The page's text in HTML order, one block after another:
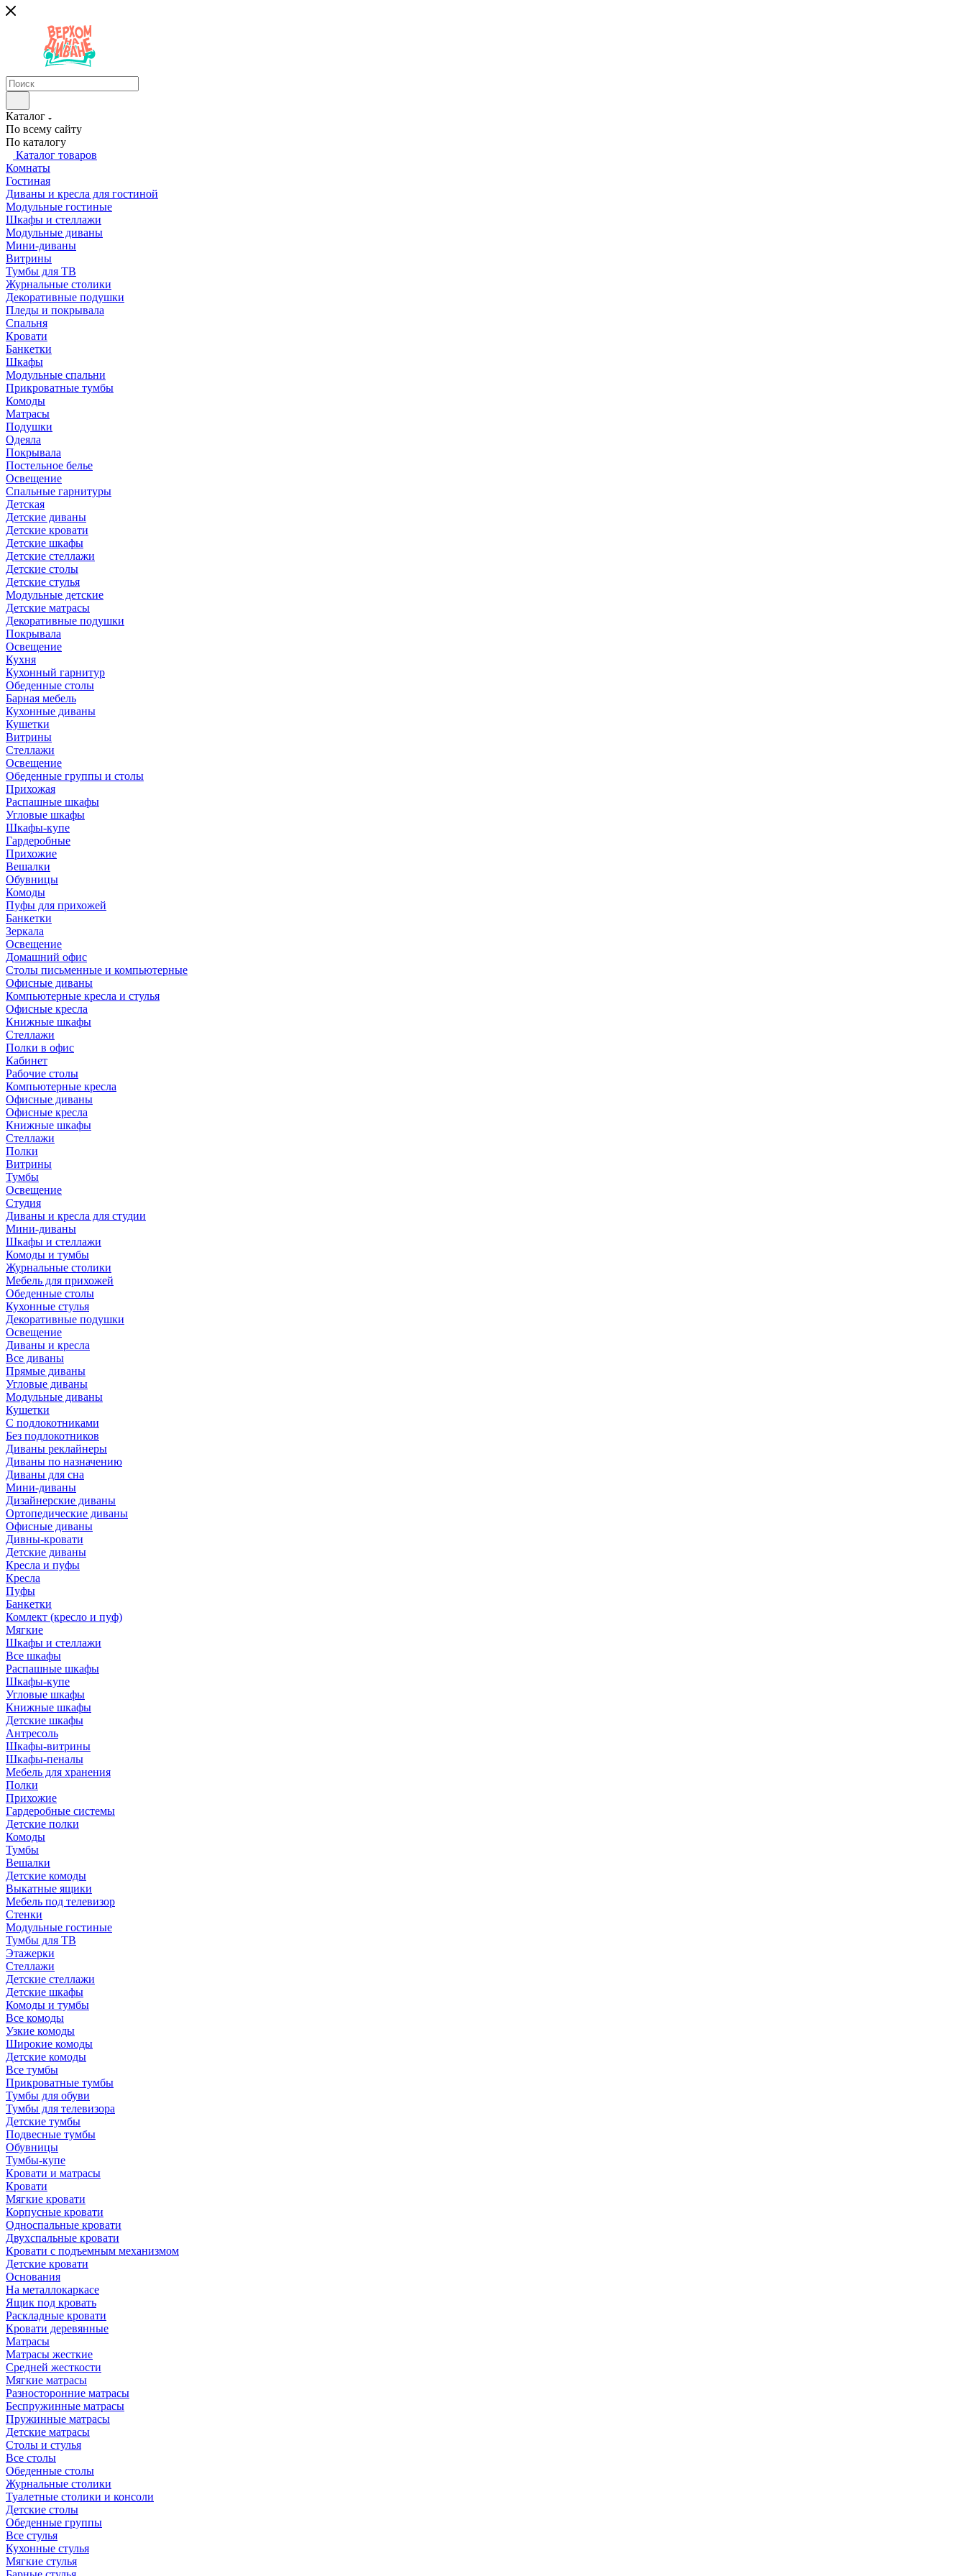
Каталог
По всему сайту
По каталогу
Каталог товаров
Комнаты
Гостиная
Диваны и кресла для гостиной
Модульные гостиные
Шкафы и стеллажи
Модульные диваны
Мини-диваны
Витрины
Тумбы для ТВ
Журнальные столики
Декоративные подушки
Пледы и покрывала
Спальня
Кровати
Банкетки
Шкафы
Модульные спальни
Прикроватные тумбы
Комоды
Матрасы
Подушки
Одеяла
Покрывала
Постельное белье
Освещение
Спальные гарнитуры
Детская
Детские диваны
Детские кровати
Детские шкафы
Детские стеллажи
Детские столы
Детские стулья
Модульные детские
Детские матрасы
Декоративные подушки
Покрывала
Освещение
Кухня
Кухонный гарнитур
Обеденные столы
Барная мебель
Кухонные диваны
Кушетки
Витрины
Стеллажи
Освещение
Обеденные группы и столы
Прихожая
Распашные шкафы
Угловые шкафы
Шкафы-купе
Гардеробные
Прихожие
Вешалки
Обувницы
Комоды
Пуфы для прихожей
Банкетки
Зеркала
Освещение
Домашний офис
Столы письменные и компьютерные
Офисные диваны
Компьютерные кресла и стулья
Офисные кресла
Книжные шкафы
Стеллажи
Полки в офис
Кабинет
Рабочие столы
Компьютерные кресла
Офисные диваны
Офисные кресла
Книжные шкафы
Стеллажи
Полки
Витрины
Тумбы
Освещение
Студия
Диваны и кресла для студии
Мини-диваны
Шкафы и стеллажи
Комоды и тумбы
Журнальные столики
Мебель для прихожей
Обеденные столы
Кухонные стулья
Декоративные подушки
Освещение
Диваны и кресла
Все диваны
Прямые диваны
Угловые диваны
Модульные диваны
Кушетки
С подлокотниками
Без подлокотников
Диваны реклайнеры
Диваны по назначению
Диваны для сна
Мини-диваны
Дизайнерские диваны
Ортопедические диваны
Офисные диваны
Дивны-кровати
Детские диваны
Кресла и пуфы
Кресла
Пуфы
Банкетки
Комлект (кресло и пуф)
Мягкие
Шкафы и стеллажи
Все шкафы
Распашные шкафы
Шкафы-купе
Угловые шкафы
Книжные шкафы
Детские шкафы
Антресоль
Шкафы-витрины
Шкафы-пеналы
Мебель для хранения
Полки
Прихожие
Гардеробные системы
Детские полки
Комоды
Тумбы
Вешалки
Детские комоды
Выкатные ящики
Мебель под телевизор
Стенки
Модульные гостиные
Тумбы для ТВ
Этажерки
Стеллажи
Детские стеллажи
Детские шкафы
Комоды и тумбы
Все комоды
Узкие комоды
Широкие комоды
Детские комоды
Все тумбы
Прикроватные тумбы
Тумбы для обуви
Тумбы для телевизора
Детские тумбы
Подвесные тумбы
Обувницы
Тумбы-купе
Кровати и матрасы
Кровати
Мягкие кровати
Корпусные кровати
Односпальные кровати
Двухспальные кровати
Кровати с подъемным механизмом
Детские кровати
Основания
На металлокаркасе
Ящик под кровать
Раскладные кровати
Кровати деревянные
Матрасы
Матрасы жесткие
Средней жесткости
Мягкие матрасы
Разносторонние матрасы
Беспружинные матрасы
Пружинные матрасы
Детские матрасы
Столы и стулья
Все столы
Обеденные столы
Журнальные столики
Туалетные столики и консоли
Детские столы
Обеденные группы
Все стулья
Кухонные стулья
Мягкие стулья